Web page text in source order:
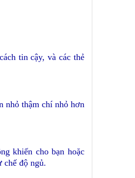
tin cậy, và các thẻ
nhỏ thậm chí nhỏ hơn
khiến cho bạn hoặc
chế độ ngủ.